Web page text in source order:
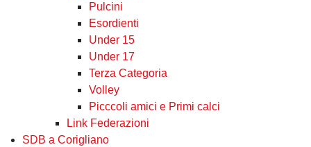
Pulcini
Esordienti
Under 15
Under 17
Terza Categoria
Volley
Picccoli amici e Primi calci
Link Federazioni
SDB a Corigliano